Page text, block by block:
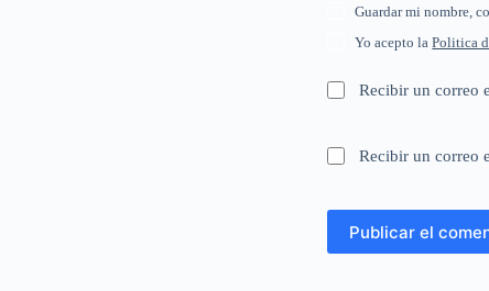
Guardar mi nombre,
Yo acepto laPolitica
Recibir un correo
Recibir un correo
Publicar el